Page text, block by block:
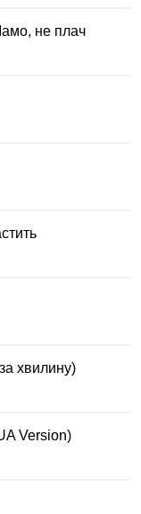
не плач
хвилину)
Version)